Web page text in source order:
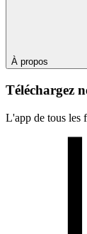
À propos
Téléchargez
L'app de tous les